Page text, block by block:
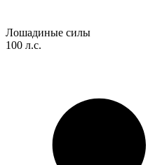
Лошадиные силы
100 л.с.